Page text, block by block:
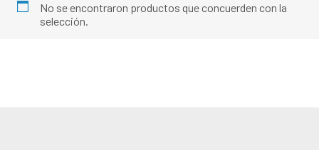
No se encontraron productos que concuerden con la
selección.